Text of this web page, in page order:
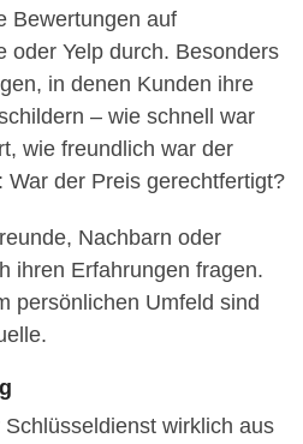
Bewertungen auf
oder Yelp durch. Besonders
in denen Kunden ihre
– wie schnell war
wie freundlich war der
War der Preis gerechtfertigt?
Nachbarn oder
ihren Erfahrungen fragen.
persönlichen Umfeld sind
wirklich aus